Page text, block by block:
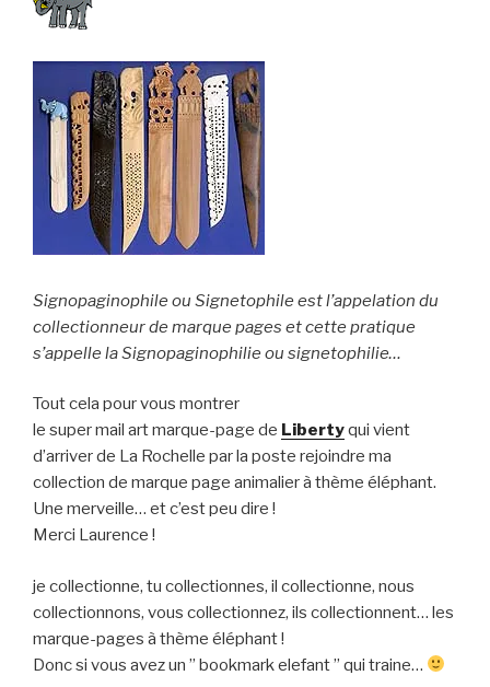
Signopaginophile ou Signetophile est l’appelation du
collectionneur de marque pages et cette pratique
s’appelle la Signopaginophilie ou signetophilie…
Tout cela pour vous montrer
le super mail art marque-page de Libertyqui vient
d’arriver de La Rochelle par la poste rejoindre ma
collection de marque page animalier à thème éléphant.
Une merveille… et c’est peu dire !
Merci Laurence !
je collectionne, tu collectionnes, il collectionne, nous
collectionnons, vous collectionnez, ils collectionnent… les
marque-pages à thème éléphant !
Donc si vous avez un ” bookmark elefant ” qui traine…